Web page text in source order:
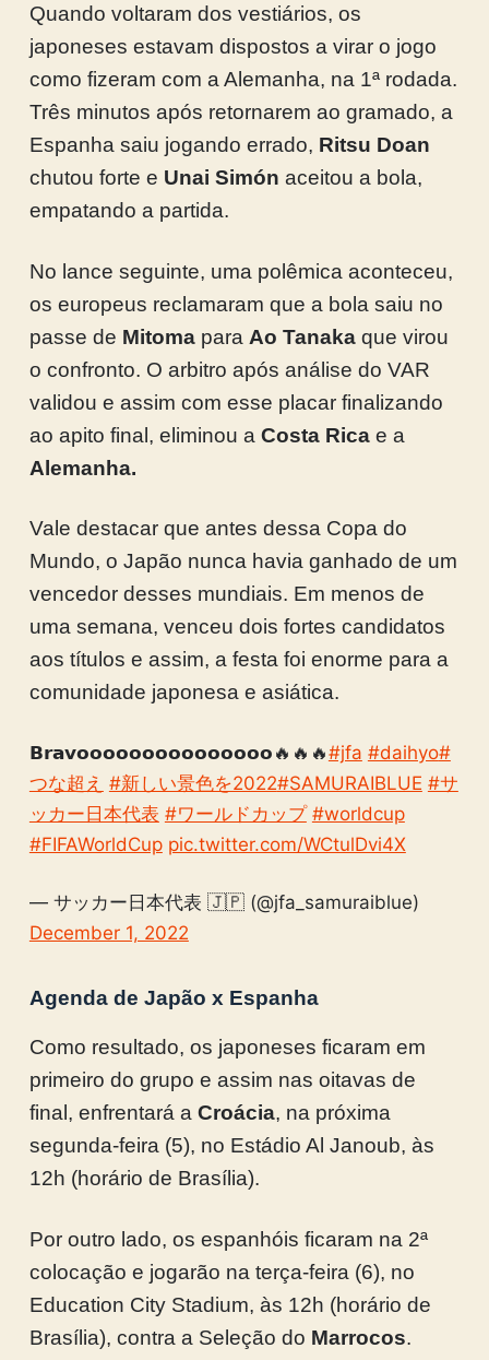
Quando voltaram dos vestiários, os
japoneses estavam dispostos a virar o jogo
como fizeram com a Alemanha, na 1ª rodada.
Três minutos após retornarem ao gramado, a
Espanha saiu jogando errado, Ritsu Doan
chutou forte e Unai Simón aceitou a bola,
empatando a partida.
No lance seguinte, uma polêmica aconteceu,
os europeus reclamaram que a bola saiu no
passe de Mitomapara Ao Tanakaque virou
o confronto. O arbitro após análise do VAR
validou e assim com esse placar finalizando
ao apito final, eliminou a Costa Ricae a
Alemanha.
Vale destacar que antes dessa Copa do
Mundo, o Japão nunca havia ganhado de um
vencedor desses mundiais. Em menos de
uma semana, venceu dois fortes candidatos
aos títulos e assim, a festa foi enorme para a
comunidade japonesa e asiática.
𝗕𝗿𝗮𝘃𝗼𝗼𝗼𝗼𝗼𝗼𝗼𝗼𝗼𝗼𝗼𝗼𝗼𝗼𝗼🔥🔥🔥#jfa #daihyo#
つな超え #新しい景色を2022#SAMURAIBLUE #サ
ッカー日本代表 #ワールドカップ #worldcup
#FIFAWorldCup pic.twitter.com/WCtulDvi4X
— サッカー日本代表 🇯🇵 (@jfa_samuraiblue)
December 1, 2022
Agenda de Japão x Espanha
Como resultado, os japoneses ficaram em
primeiro do grupo e assim nas oitavas de
final, enfrentará a Croácia, na próxima
segunda-feira (5), no Estádio Al Janoub, às
12h (horário de Brasília).
Por outro lado, os espanhóis ficaram na 2ª
colocação e jogarão na terça-feira (6), no
Education City Stadium, às 12h (horário de
Brasília), contra a Seleção do Marrocos.